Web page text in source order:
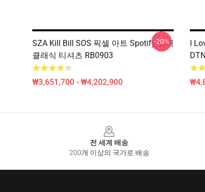
SZA Kill Bill SOS 픽셀 아트 Spotify 노래
클래식 티셔츠 RB0903
₩3,651,700 - ₩4,202,900
-20%
I
전 세계 배송
200개 이상의 국가로 배송